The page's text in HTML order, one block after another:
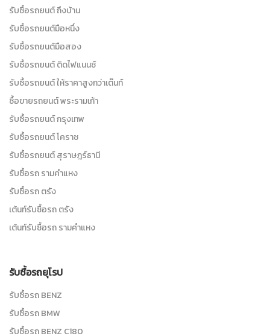
รับซื้อรถยนต์ ถึงบ้าน
รับซื้อรถยนต์มือหนึ่ง
รับซื้อรถยนต์มือสอง
รับซื้อรถยนต์ ติดไฟแนนซ์
รับซื้อรถยนต์ ให้ราคาสูงกว่าเต๊นท์
ซื้อขายรถยนต์ พระรามเก้า
รับซื้อรถยนต์ กรุงเทพ
รับซื้อรถยนต์ โคราช
รับซื้อรถยนต์ สุราษฎร์ธานี
รับซื้อรถ รามคำแหง
รับซื้อรถ ตรัง
เต้นท์รับซื้อรถ ตรัง
เต้นท์รับซื้อรถ รามคำแหง
รับซื้อรถยุโรป
รับซื้อรถ BENZ
รับซื้อรถ BMW
รับซื้อรถ BENZ C180